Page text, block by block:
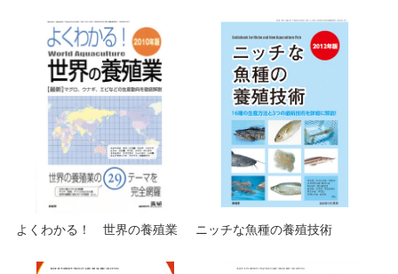
よくわかる！ 世界の養殖業 ニッチな魚種の養殖技術